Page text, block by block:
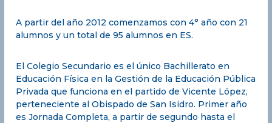
A partir del año 2012 comenzamos con 4° año con 21
alumnos y un total de 95 alumnos en ES.
El Colegio Secundario es el único Bachillerato en
Educación Física en la Gestión de la Educación Pública
Privada que funciona en el partido de Vicente López,
perteneciente al Obispado de San Isidro. Primer año
es Jornada Completa, a partir de segundo hasta el